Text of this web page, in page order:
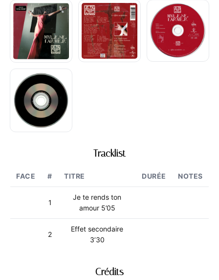
Tracklist
FACE # TITRE DURÉE NOTES
1
Je te rends ton
amour 5’05
2
Effet secondaire
3’30
Crédits